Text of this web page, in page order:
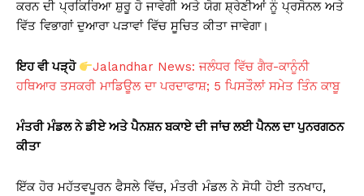
ਕਰਨ ਦੀ ਪ੍ਰਕਿਰਿਆ ਸ਼ੁਰੂ ਹੋ ਜਾਵੇਗੀ ਅਤੇ ਯੋਗ ਸ਼੍ਰੇਣੀਆਂ ਨੂੰ ਪ੍ਰਸੋਨਲ ਅਤੇ
ਵਿੱਤ ਵਿਭਾਗਾਂ ਦੁਆਰਾ ਪੜਾਵਾਂ ਵਿੱਚ ਸੂਚਿਤ ਕੀਤਾ ਜਾਵੇਗਾ।
ਇਹ ਵੀ ਪੜ੍ਹੋ
Jalandhar News: ਜਲੰਧਰ ਵਿੱਚ ਗੈਰ-ਕਾਨੂੰਨੀ
ਹਥਿਆਰ ਤਸਕਰੀ ਮਾਡਿਊਲ ਦਾ ਪਰਦਾਫਾਸ਼; 5 ਪਿਸਤੌਲਾਂ ਸਮੇਤ ਤਿੰਨ ਕਾਬੂ
ਮੰਤਰੀ ਮੰਡਲ ਨੇ ਡੀਏ ਅਤੇ ਪੈਨਸ਼ਨ ਬਕਾਏ ਦੀ ਜਾਂਚ ਲਈ ਪੈਨਲ ਦਾ ਪੁਨਰਗਠਨ
ਕੀਤਾ
ਇੱਕ ਹੋਰ ਮਹੱਤਵਪੂਰਨ ਫੈਸਲੇ ਵਿੱਚ, ਮੰਤਰੀ ਮੰਡਲ ਨੇ ਸੋਧੀ ਹੋਈ ਤਨਖਾਹ,